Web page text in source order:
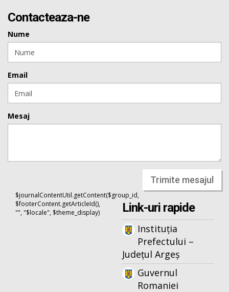
Contacteaza-ne
Nume
Email
Mesaj
Trimite mesajul
$journalContentUtil.getContent($group_id,
$footerContent.getArticleId(),
"", "$locale", $theme_display)
Link-uri rapide
Instituția
Prefectului –
Județul Argeș
Guvernul
Romaniei